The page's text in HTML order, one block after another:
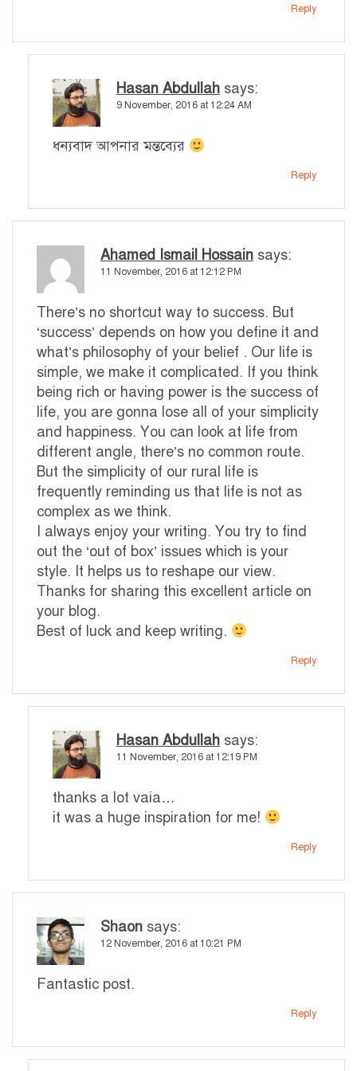
Reply
Hasan Abdullah says:
9 November, 2016 at 12:24 AM
ধন্যবাদ আপনার মন্তব্যের
Reply
Ahamed Ismail Hossain says:
11 November, 2016 at 12:12 PM
There’s no shortcut way to success. But
‘success’ depends on how you define it and
what’s philosophy of your belief . Our life is
simple, we make it complicated. If you think
being rich or having power is the success of
life, you are gonna lose all of your simplicity
and happiness. You can look at life from
different angle, there’s no common route.
But the simplicity of our rural life is
frequently reminding us that life is not as
complex as we think.
I always enjoy your writing. You try to find
out the ‘out of box’ issues which is your
style. It helps us to reshape our view.
Thanks for sharing this excellent article on
your blog.
Best of luck and keep writing.
Reply
Hasan Abdullah says:
11 November, 2016 at 12:19 PM
thanks a lot vaia…
it was a huge inspiration for me!
Reply
Shaon says:
12 November, 2016 at 10:21 PM
Fantastic post.
Reply